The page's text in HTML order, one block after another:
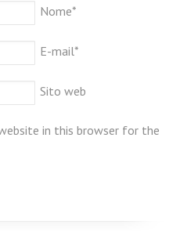
Nome*
E-mail*
Sito web
in this browser for the